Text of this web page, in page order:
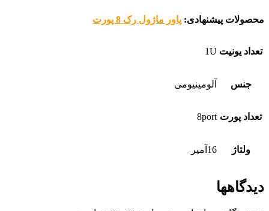
محصولات پیشنهادی: پاور ماژول رک 8 پورت
تعداد یونیت 1U
جنس آلومینیومی
تعداد پورت 8port
ولتاژ 16آمپر
دیدگاهها